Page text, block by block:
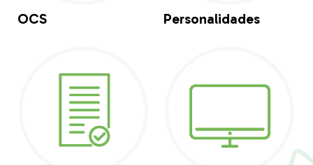
OCS Personalidades